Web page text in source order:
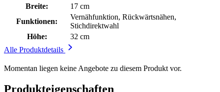
Breite:
17 cm
Funktionen:
Vernähfunktion, Rückwärtsnähen,
Stichdirektwahl
Höhe:
32 cm
Alle Produktdetails
Momentan liegen keine Angebote zu diesem Produkt vor.
Produkteigenschaften